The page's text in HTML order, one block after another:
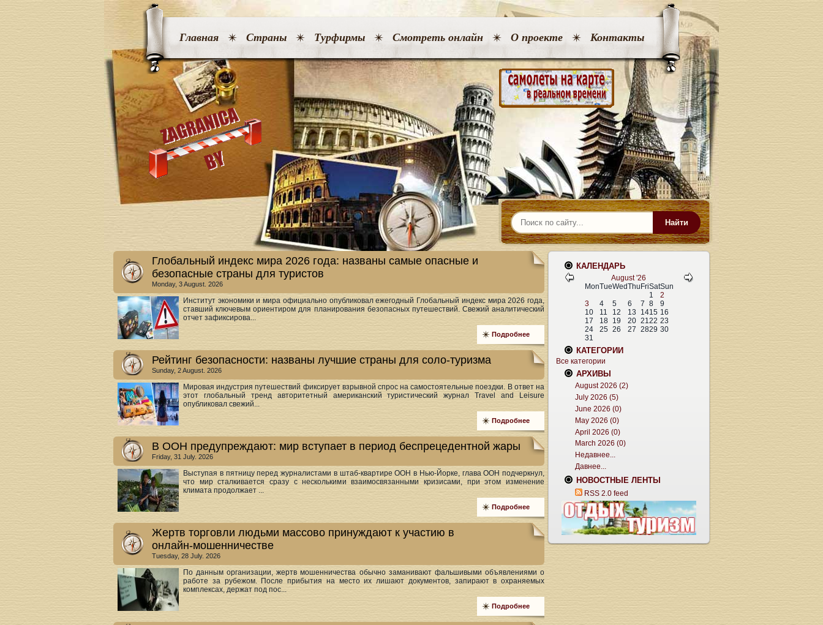
Главная Страны Турфирмы Смотреть онлайн О проекте Контакты
Найти
Глобальный индекс мира 2026 года: названы самые опасные и
безопасные страны для туристов
Monday, 3 August. 2026
Институт экономики и мира официально опубликовал ежегодный Глобальный индекс мира 2026 года,
ставший ключевым ориентиром для планирования безопасных путешествий. Свежий аналитический
отчет зафиксирова...
Подробнее
Рейтинг безопасности: названы лучшие страны для соло-туризма
Sunday, 2 August. 2026
Мировая индустрия путешествий фиксирует взрывной спрос на самостоятельные поездки. В ответ на
этот глобальный тренд авторитетный американский туристический журнал Travel and Leisure
опубликовал свежий...
Подробнее
В ООН предупреждают: мир вступает в период беспрецедентной жары
Friday, 31 July. 2026
Выступая в пятницу перед журналистами в штаб-квартире ООН в Нью-Йорке, глава ООН подчеркнул,
что мир сталкивается сразу с несколькими взаимосвязанными кризисами, при этом изменение
климата продолжает ...
Подробнее
Жертв торговли людьми массово принуждают к участию в
онлайн‑мошенничестве
Tuesday, 28 July. 2026
По данным организации, жертв мошенничества обычно заманивают фальшивыми объявлениями о
работе за рубежом. После прибытия на место их лишают документов, запирают в охраняемых
комплексах, держат под пос...
Подробнее
КАЛЕНДАРЬ
August '26
MonTueWedThu FriSatSun
1
2
3
4 5 6 7 8
9
10
11 12 13 1415 16
17
18 19 20 2122 23
24
25 26 27 2829 30
31
КАТЕГОРИИ
Все категории
АРХИВЫ
August 2026 (2)
July 2026 (5)
June 2026 (0)
May 2026 (0)
April 2026 (0)
March 2026 (0)
Недавнее...
Давнее...
НОВОСТНЫЕ ЛЕНТЫ
RSS 2.0 feed